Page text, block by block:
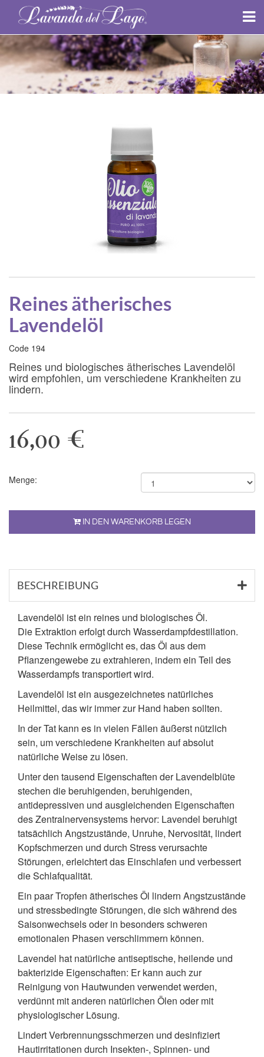
Reines ätherisches
Lavendelöl
Code 194
Reines und biologisches ätherisches Lavendelöl
wird empfohlen, um verschiedene Krankheiten zu
lindern.
16,00 €
Menge:
IN DEN WARENKORB LEGEN
BESCHREIBUNG
Lavendelöl ist ein reines und biologisches Öl.
Die Extraktion erfolgt durch Wasserdampfdestillation.
Diese Technik ermöglicht es, das Öl aus dem
Pflanzengewebe zu extrahieren, indem ein Teil des
Wasserdampfs transportiert wird.
Lavendelöl ist ein ausgezeichnetes natürliches
Heilmittel, das wir immer zur Hand haben sollten.
In der Tat kann es in vielen Fällen äußerst nützlich
sein, um verschiedene Krankheiten auf absolut
natürliche Weise zu lösen.
Unter den tausend Eigenschaften der Lavendelblüte
stechen die beruhigenden, beruhigenden,
antidepressiven und ausgleichenden Eigenschaften
des Zentralnervensystems hervor: Lavendel beruhigt
tatsächlich Angstzustände, Unruhe, Nervosität, lindert
Kopfschmerzen und durch Stress verursachte
Störungen, erleichtert das Einschlafen und verbessert
die Schlafqualität.
Ein paar Tropfen ätherisches Öl lindern Angstzustände
und stressbedingte Störungen, die sich während des
Saisonwechsels oder in besonders schweren
emotionalen Phasen verschlimmern können.
Lavendel hat natürliche antiseptische, heilende und
bakterizide Eigenschaften: Er kann auch zur
Reinigung von Hautwunden verwendet werden,
verdünnt mit anderen natürlichen Ölen oder mit
physiologischer Lösung.
Lindert Verbrennungsschmerzen und desinfiziert
Hautirritationen durch Insekten-, Spinnen- und